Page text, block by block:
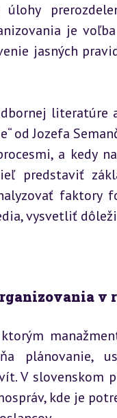
úlohy
je
jasných
literatúre
od Jozefa
a kedy
predstaviť
vysvetliť
v
plánovanie,
V slovenskom
kde je